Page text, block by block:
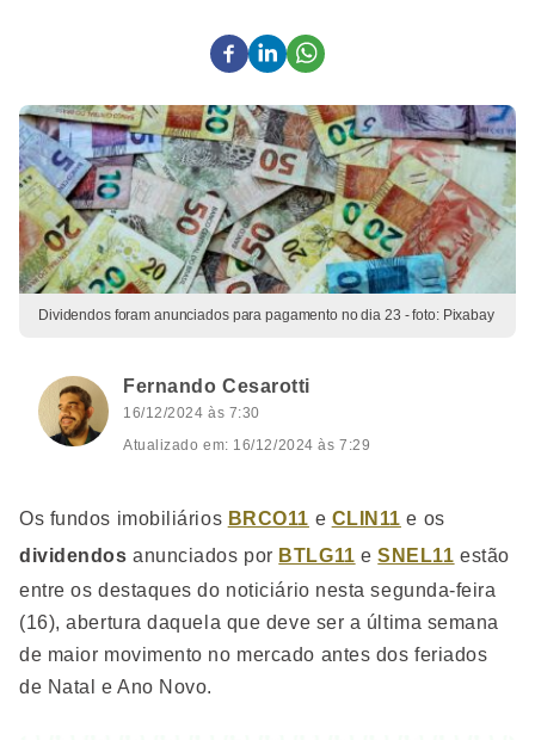
Dividendos foram anunciados para pagamento no dia 23 - foto: Pixabay
Fernando Cesarotti
16/12/2024 às 7:30
Atualizado em: 16/12/2024 às 7:29
Os fundos imobiliários BRCO11 e CLIN11 e os
dividendos anunciados por BTLG11 eSNEL11 estão
entre os destaques do noticiário nesta segunda-feira
(16), abertura daquela que deve ser a última semana
de maior movimento no mercado antes dos feriados
de Natal e Ano Novo.